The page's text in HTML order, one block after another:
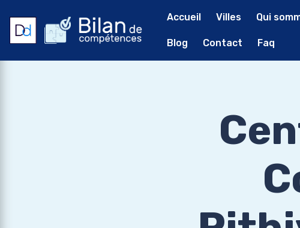
Accueil Villes Qui
Blog Contact Faq